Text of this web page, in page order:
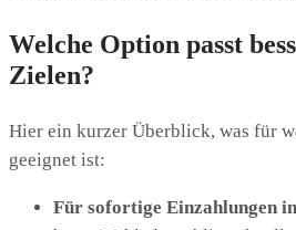
Welche Option passt
Zielen?
Hier ein kurzer Überblick, was für
geeignet ist:
Für sofortige Einzahlungen